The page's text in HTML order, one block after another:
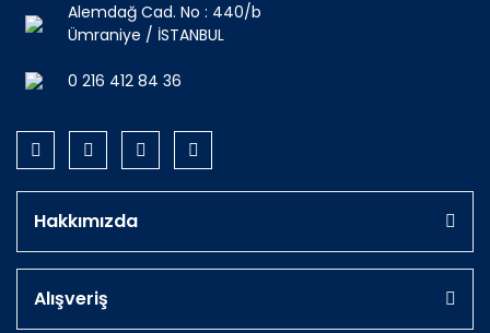
Alemdağ Cad. No : 440/b
Ümraniye / İSTANBUL
0 216 412 84 36
Hakkımızda
Alışveriş